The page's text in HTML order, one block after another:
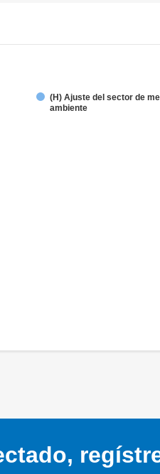
(H) Ajuste del sector de
ambiente